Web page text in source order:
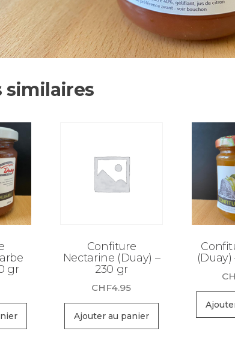
similaires
gr
Confiture
Nectarine (Duay) –
230 gr
CHF4.95
Ajouter au panier
(Duay)